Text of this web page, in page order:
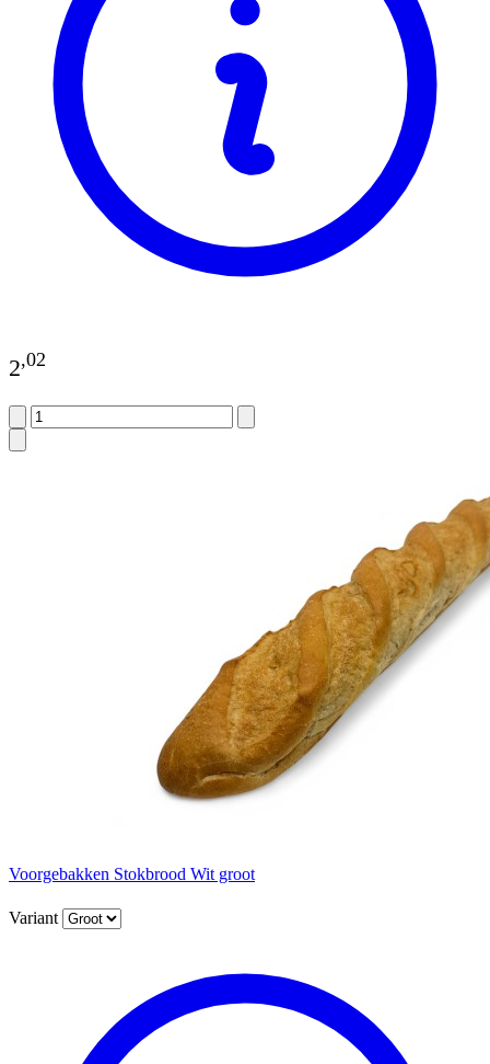
2,02
Voorgebakken Stokbrood Wit groot
Variant